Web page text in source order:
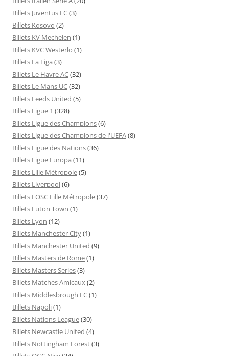
Billets Juventus FC(3)
Billets Kosovo (2)
Billets KV Mechelen (1)
Billets KVC Westerlo (1)
Billets La Liga (3)
Billets Le Havre AC(32)
Billets Le Mans UC(32)
Billets Leeds United (5)
Billets Ligue 1 (328)
Billets Ligue des Champions(6)
Billets Ligue des Champions de l'UEFA(8)
Billets Ligue des Nations(36)
Billets Ligue Europa (11)
Billets Lille Métropole(5)
Billets Liverpool(6)
Billets LOSC Lille Métropole(37)
Billets Luton Town (1)
Billets Lyon (12)
Billets Manchester City(1)
Billets Manchester United (9)
Billets Masters de Rome(1)
Billets Masters Series(3)
Billets Matches Amicaux(2)
Billets Middlesbrough FC(1)
Billets Napoli(1)
Billets Nations League(30)
Billets Newcastle United (4)
Billets Nottingham Forest(3)